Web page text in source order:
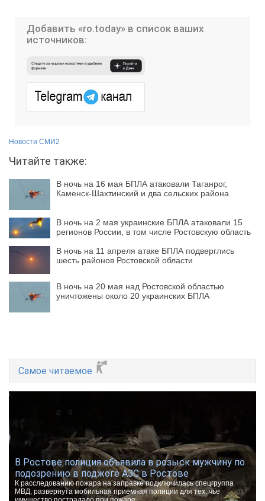
Добавить «ro.today» в список ваших
источников:
Новости СМИ2
Читайте также:
В ночь на 16 мая БПЛА атаковали Таганрог,
Каменск-Шахтинский и два сельских района
В ночь на 2 мая украинские БПЛА атаковали 15
регионов России, в том числе Ростовскую область
В ночь на 11 апреля атаке БПЛА подверглись
шесть районов Ростовской области
В ночь на 20 мая над Ростовской областью
уничтожены около 20 украинских БПЛА
Самое читаемое
В Ростове полиция объявила в розыск мужчину по
подозрению в поджоге АЗС в Ростове
К расследованию пожара на заправке подключилась спецгруппа
МВД, развернута мобильная приемная полиции для тех, чье